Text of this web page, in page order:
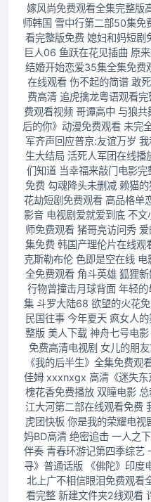
嫁风尚免费观看全集完整版
师韩国 雪中行第二部50集免
看完整版免费 媳妇和妈短剧
巨人06 鱼跃在花见插曲 原
结婚开始恋爱35集全集免费
在线观看 伤不起的简谱 敢
费高清 追虎擒龙粤语观看
费观看视频 哥谭高中 与狼
后的你》动漫免费观看 未完
军齐声回应普京:友谊万岁
生大结局 活死人军团在线
们知道 当幸福来敲门电影
免费 勾魂降头未删减 赖猫
花劫短剧免费观看 高品格单
影音 电视剧爱就爱到底 不
师免费观看 猪哥亮访问秀
集免费 韩国产理伦片在线观
克斯勒布伦 色即是空在线
全免费观看 角斗英雄 狐狸
行物曾撞击月球背面 年轻
集 斗罗大陆68 欲望的火花
民国往事 今年夏天 疯女人
整版 美人下载 神舟七号电
免费高清电视剧 女儿的朋
《我的后半生》全集免费观
佳姆 xxxnxgx 高清《迷失东
槐花香免费播放 双瞳电影
江大河第二部在线观看免费
虎团快板 你是我的荣耀电
妈BD高清 绝密追击 一人之
伴奏 青春环游记第四季综艺
寻》普通话版 《佛陀》印度
北上广不相信眼泪免费观看
看完整 新建文件夹2线观看